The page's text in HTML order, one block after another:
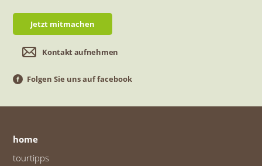
Jetzt mitmachen
Kontakt aufnehmen
Folgen Sie uns auf facebook
home
tourtipps